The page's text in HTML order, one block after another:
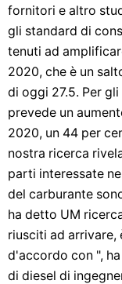
fornitori e altro
gli standard di
tenuti ad
2020, che è un
di oggi 27.5. Per
prevede un
2020, un 44 per
nostra ricerca
parti interessate
del carburante
ha detto UM
riusciti ad arrivare,
d'accordo con ",
di diesel di